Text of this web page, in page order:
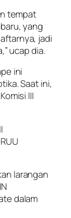
tempat
yang
jadi
ucap dia.
ini
Saat ini,
III
larangan
dalam